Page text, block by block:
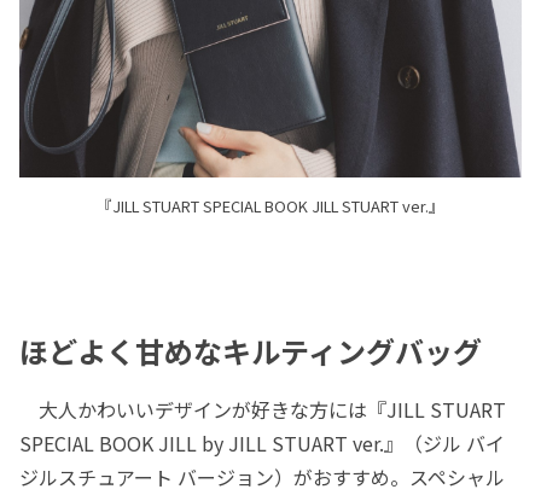
『JILL STUART SPECIAL BOOK JILL STUART ver.』
ほどよく甘めなキルティングバッグ
大人かわいいデザインが好きな方には『JILL STUART
SPECIAL BOOK JILL by JILL STUART ver.』（ジル バイ
ジルスチュアート バージョン）がおすすめ。スペシャル